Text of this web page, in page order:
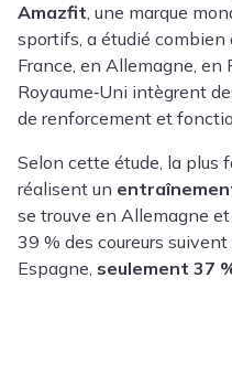
Amazfit, une marque
sportifs, a étudié combien
France, en Allemagne, en
Royaume‑Uni intègrent
de renforcement et
Selon cette étude, la plus
réalisent un
se trouve en Allemagne et
39 % des coureurs
Espagne, seulement 37